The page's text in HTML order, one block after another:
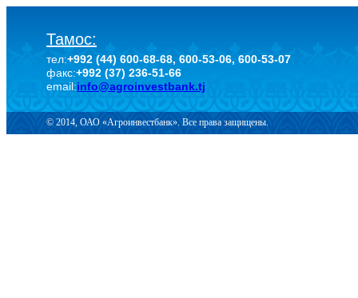
Тамос:
тел:+992 (44) 600-68-68, 600-53-06, 600-53-07
факс:+992 (37) 236-51-66
email:info@agroinvestbank.tj
© 2014, ОАО «Агроинвестбанк». Все права защищены.